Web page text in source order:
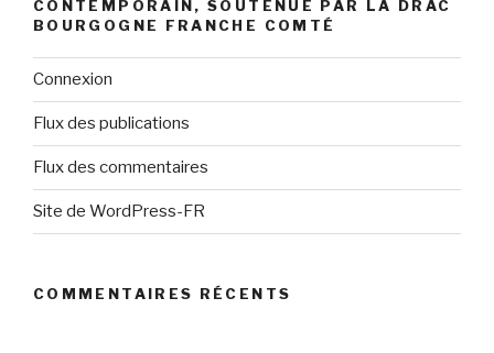
CONTEMPORAIN, SOUTENUE PAR LA DRAC
BOURGOGNE FRANCHE COMTÉ
Connexion
Flux des publications
Flux des commentaires
Site de WordPress-FR
COMMENTAIRES RÉCENTS